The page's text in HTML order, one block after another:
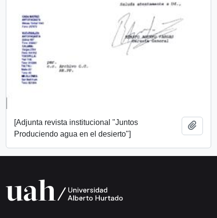
[Adjunta revista institucional "Juntos
Produciendo agua en el desierto"]